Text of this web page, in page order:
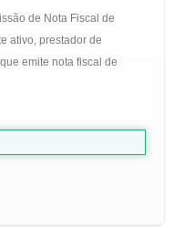
de Nota Fiscal de
ativo, prestador de
emite nota fiscal de